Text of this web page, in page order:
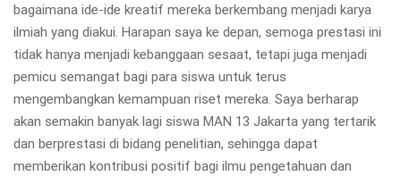
bagaimana ide-ide kreatif mereka berkembang menjadi karya
ilmiah yang diakui. Harapan saya ke depan, semoga prestasi ini
tidak hanya menjadi kebanggaan sesaat, tetapi juga menjadi
pemicu semangat bagi para siswa untuk terus
mengembangkan kemampuan riset mereka. Saya berharap
akan semakin banyak lagi siswa MAN 13 Jakarta yang tertarik
dan berprestasi di bidang penelitian, sehingga dapat
memberikan kontribusi positif bagi ilmu pengetahuan dan